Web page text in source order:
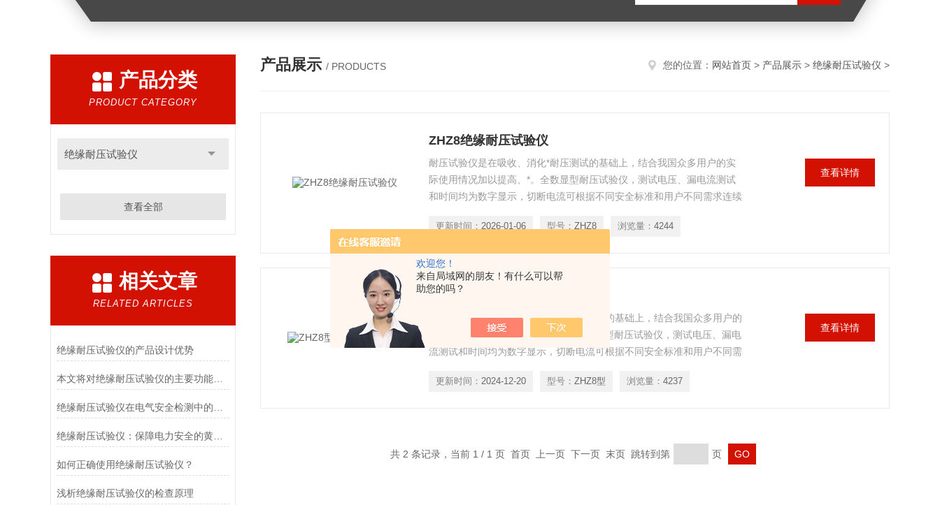
欢迎您！
来自局域网的朋友！有什么可以帮
助您的吗？
产品分类
PRODUCT CATEGORY
绝缘耐压试验仪
查看全部
相关文章
RELATED ARTICLES
绝缘耐压试验仪的产品设计优势
本文将对绝缘耐压试验仪的主要功能进行解读
绝缘耐压试验仪：保障电力安全的黄金护卫
如何正确使用绝缘耐压试验仪？
浅析绝缘耐压试验仪的检查原理
产品展示 / PRODUCTS 您的位置： 网站首页 > 产品展示 > 绝缘耐压试验仪 >
ZHZ8绝缘耐压试验仪
耐压试验仪是在吸收、消化*耐压测试的基础上，结合我国众多用户的实
际使用情况加以提高、*。全数显型耐压试验仪，测试电压、漏电流测试
和时间均为数字显示，切断电流可根据不同安全标准和用户不同需求连续
的实际值和比较同类产品不同批次或不同厂家产品中的耐压好坏程度，确
更新时间： 2026-01-06 型号： ZHZ8 浏览量： 4244
查看详情
ZHZ8型绝缘耐压试验仪
绝缘耐压试验仪是在吸收、消化耐压测试的基础上，结合我国众多用户的
实际使用情况加以提高、*。ZHZ8全数显型耐压试验仪，测试电压、漏电
流测试和时间均为数字显示，切断电流可根据不同安全标准和用户不同需
流的实际值和比较同类产品不同批次或不同厂家产品中的耐压好坏程度，
更新时间： 2024-12-20 型号： ZHZ8型 浏览量： 4237
查看详情
共 2 条记录，当前 1 / 1 页 首页 上一页 下一页 末页 跳转到第 页